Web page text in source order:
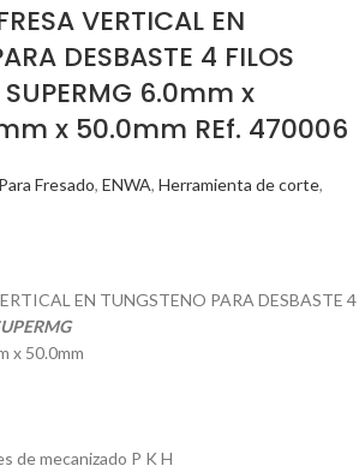
VERTICAL EN
DESBASTE 4 FILOS
SUPERMG 6.0mm x
x 50.0mm REf. 470006
Fresado, ENWA, Herramienta de corte,
EN TUNGSTENO PARA DESBASTE 4
x 50.0mm
de mecanizado P K H